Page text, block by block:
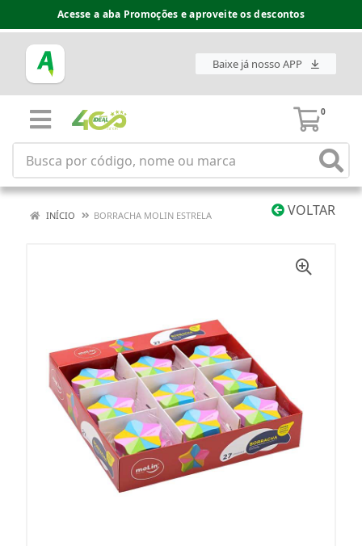
Acesse a aba Promoções e aproveite os descontos
Baixe já nosso APP
0
VOLTAR
INÍCIO BORRACHA MOLIN ESTRELA